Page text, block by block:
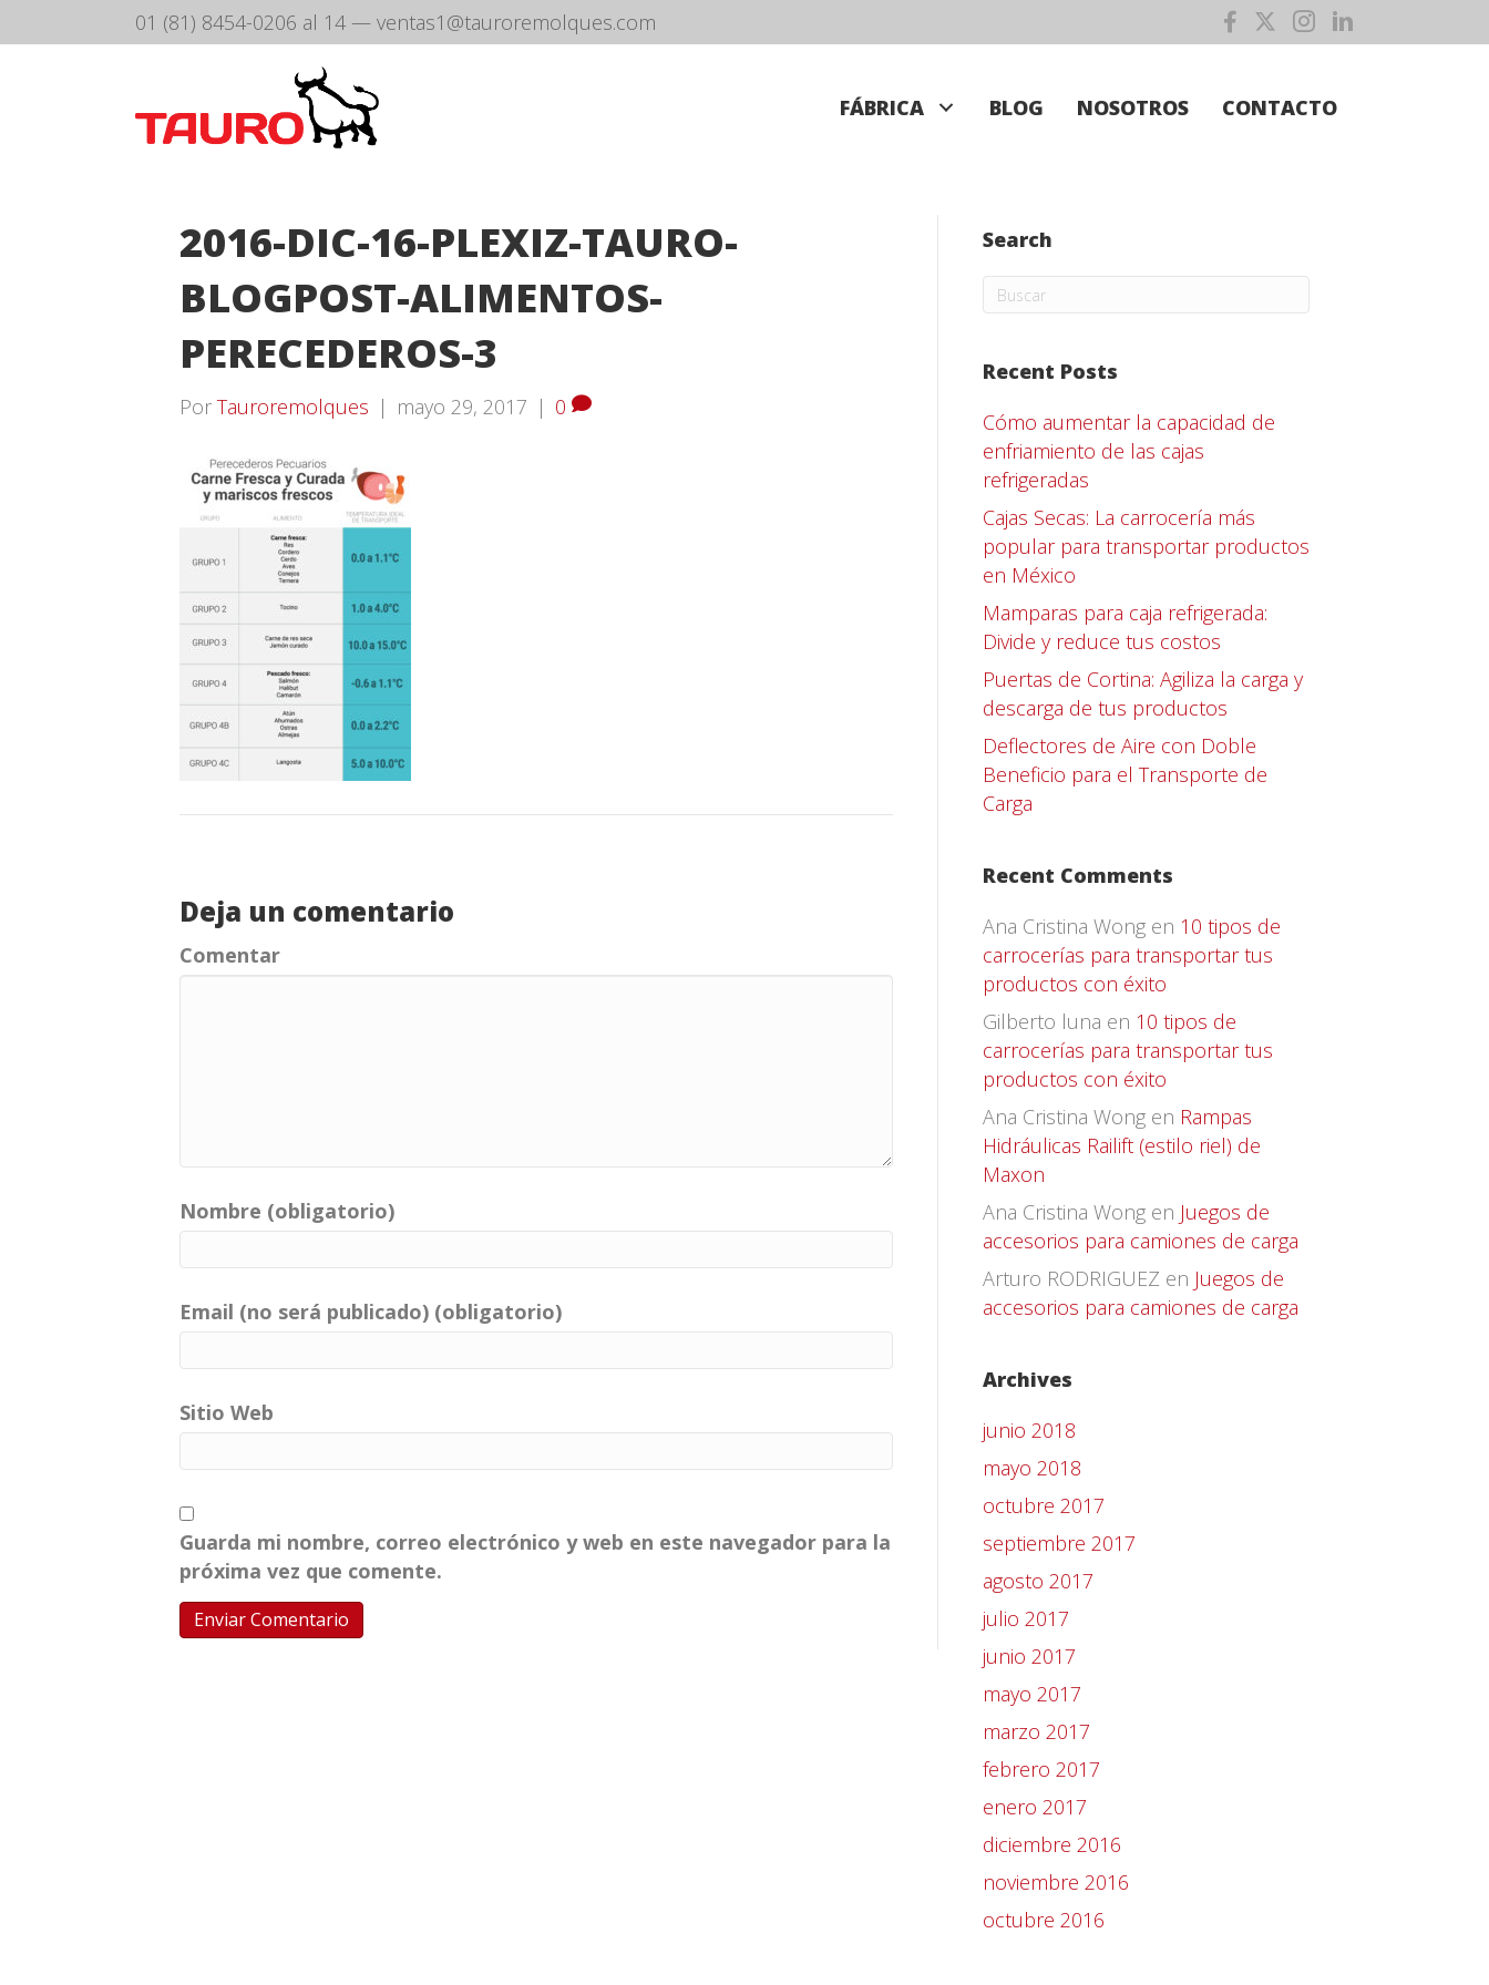
01 (81) 8454-0206 al 14 — ventas1@tauroremolques.com
FÁBRICA BLOG NOSOTROS CONTACTO
2016-DIC-16-PLEXIZ-TAURO-
BLOGPOST-ALIMENTOS-
PERECEDEROS-3
Por Tauroremolques | mayo 29, 2017 | 0
Deja un comentario
Comentar
Nombre (obligatorio)
Email (no será publicado) (obligatorio)
Sitio Web
Guarda mi nombre, correo electrónico y web en este navegador para la
próxima vez que comente.
Search
Recent Posts
Cómo aumentar la capacidad de
enfriamiento de las cajas
refrigeradas
Cajas Secas: La carrocería más
popular para transportar productos
en México
Mamparas para caja refrigerada:
Divide y reduce tus costos
Puertas de Cortina: Agiliza la carga y
descarga de tus productos
Deflectores de Aire con Doble
Beneficio para el Transporte de
Carga
Recent Comments
Ana Cristina Wong en 10 tipos de
carrocerías para transportar tus
productos con éxito
Gilberto luna en 10 tipos de
carrocerías para transportar tus
productos con éxito
Ana Cristina Wong en Rampas
Hidráulicas Railift (estilo riel) de
Maxon
Ana Cristina Wong en Juegos de
accesorios para camiones de carga
Arturo RODRIGUEZ en Juegos de
accesorios para camiones de carga
Archives
junio 2018
mayo 2018
octubre 2017
septiembre 2017
agosto 2017
julio 2017
junio 2017
mayo 2017
marzo 2017
febrero 2017
enero 2017
diciembre 2016
noviembre 2016
octubre 2016